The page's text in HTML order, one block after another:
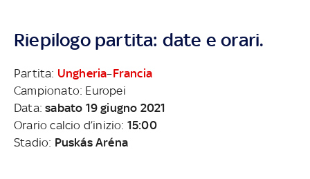
Riepilogo partita: date e orari.
Partita: Ungheria–Francia
Campionato: Europei
Data:sabato 19 giugno 2021
Orario calcio d’inizio: 15:00
Stadio: Puskás Aréna